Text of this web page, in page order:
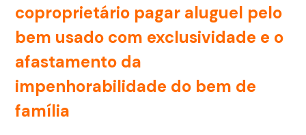
coproprietário pagar aluguel pelo
bem usado com exclusividade e o
afastamento da
impenhorabilidade do bem de
família